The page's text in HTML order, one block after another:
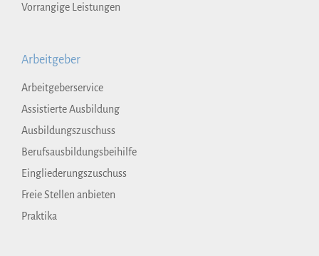
Vorrangige Leistungen
Arbeitgeber
Arbeitgeberservice
Assistierte Ausbildung
Ausbildungszuschuss
Berufsausbildungsbeihilfe
Eingliederungszuschuss
Freie Stellen anbieten
Praktika